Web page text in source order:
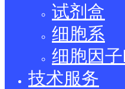
试剂盒
细胞系
细胞因
技术服务